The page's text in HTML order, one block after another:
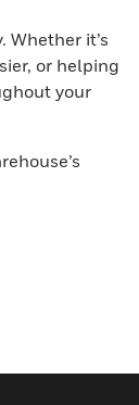
it’s
or helping
your